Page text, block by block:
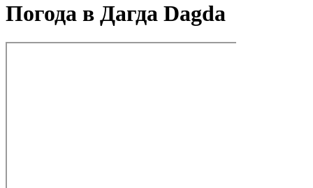
Погода в Дагда Dagda